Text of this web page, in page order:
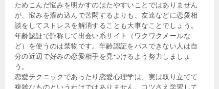
ためこんだ悩みを明かすのはたやすいことではありません
が、悩みを溜め込んで苦悶するよりも、友達などに恋愛相
談をしてストレスを解消することも大事なことでしょう。
年齢認証で詐称して出会い系サイト（ワクワクメールな
ど）を使うのは禁物です。年齢認証をパスできない人は自
分の近辺で好みの恋愛相手を見つけるよう努力しましょ
う。
恋愛テクニックであったり恋愛心理学は、実は取り立てて
複雑なものというわけではありません。コツさえ学習して